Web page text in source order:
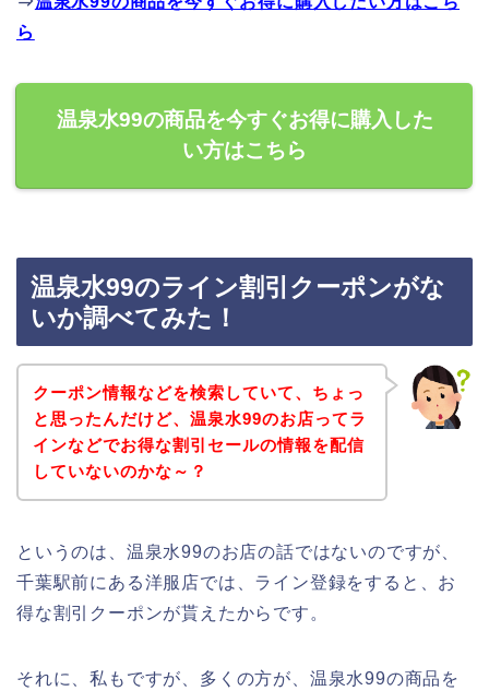
ら
温泉水99の商品を今すぐお得に購入した
い方はこちら
温泉水99のライン割引クーポンがな
いか調べてみた！
クーポン情報などを検索していて、ちょっ
と思ったんだけど、温泉水99のお店ってラ
インなどでお得な割引セールの情報を配信
していないのかな～？
というのは、温泉水99のお店の話ではないのですが、
千葉駅前にある洋服店では、ライン登録をすると、お
得な割引クーポンが貰えたからです。
それに、私もですが、多くの方が、温泉水99の商品を